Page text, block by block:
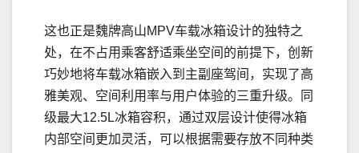
这也正是魏牌高山MPV车载冰箱设计的独特之
处，在不占用乘客舒适乘坐空间的前提下，创新
巧妙地将车载冰箱嵌入到主副座驾间，实现了高
雅美观、空间利用率与用户体验的三重升级。同
级最大12.5L冰箱容积，通过双层设计使得冰箱
内部空间更加灵活，可以根据需要存放不同种类